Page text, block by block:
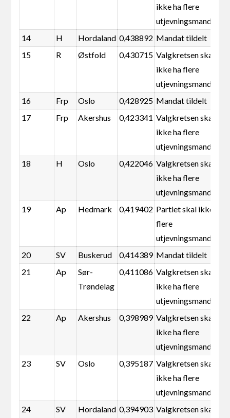
ikke ha flere
utjevningsmandater
14
H Hordaland 0,438892 Mandat tildelt
15
R Østfold 0,430715 Valgkretsen skal
ikke ha flere
utjevningsmandater
16
Frp Oslo 0,428925 Mandat tildelt
17
Frp Akershus 0,423341 Valgkretsen skal
ikke ha flere
utjevningsmandater
18
H Oslo 0,422046 Valgkretsen skal
ikke ha flere
utjevningsmandater
19
Ap Hedmark 0,419402 Partiet skal ikke ha
flere
utjevningsmandater
20
SV Buskerud 0,414389 Mandat tildelt
21
Ap
Sør-
Trøndelag
0,411086 Valgkretsen skal
ikke ha flere
utjevningsmandater
22
Ap Akershus 0,398989 Valgkretsen skal
ikke ha flere
utjevningsmandater
23
SV Oslo 0,395187 Valgkretsen skal
ikke ha flere
utjevningsmandater
24
SV Hordaland 0,394903 Valgkretsen skal